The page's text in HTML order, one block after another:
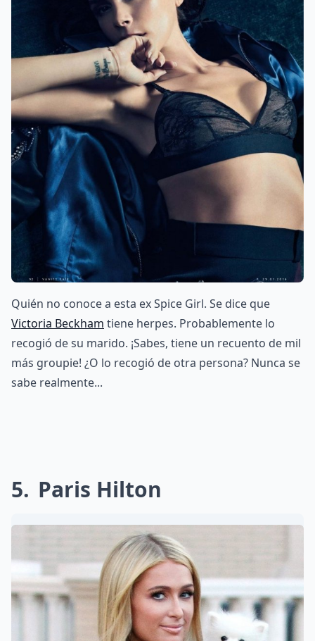
Quién no conoce a esta ex Spice Girl. Se dice que
Victoria Beckham tiene herpes. Probablemente lo
recogió de su marido. ¡Sabes, tiene un recuento de mil
más groupie! ¿O lo recogió de otra persona? Nunca se
sabe realmente...
5 Paris Hilton